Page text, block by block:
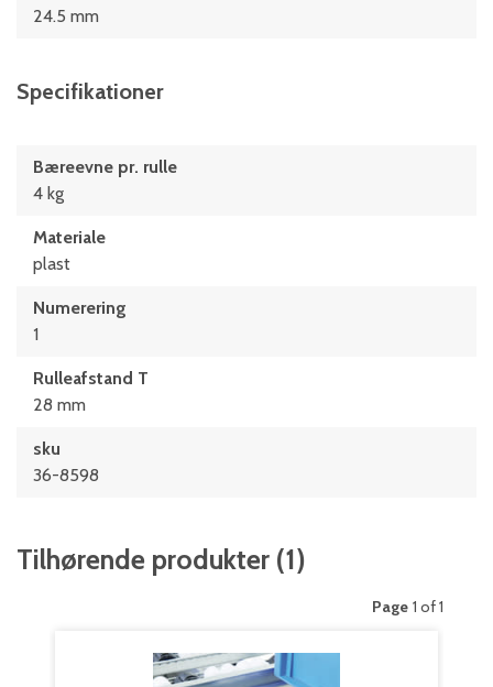
24.5 mm
Specifikationer
Bæreevne pr. rulle
4 kg
Materiale
plast
Numerering
1
Rulleafstand T
28 mm
sku
36-8598
Tilhørende produkter (1)
Page 1 of 1